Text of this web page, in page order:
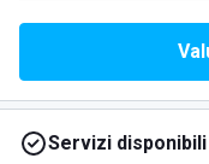
Servizi disponibili